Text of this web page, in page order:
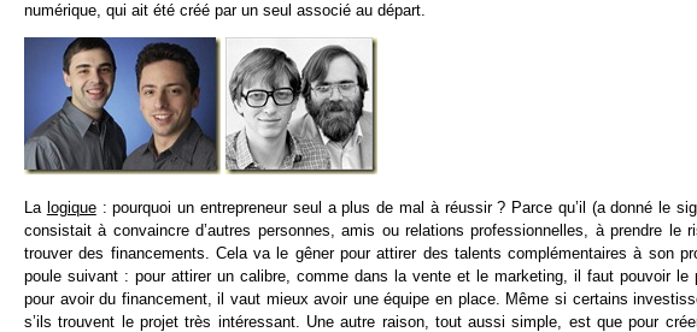
numérique, qui ait été créé par un seul associé au départ.
La logique: pourquoi un entrepreneur seul a plus de mal à réussir ? Parce qu’il (a donné le
consistait à convaincre d’autres personnes, amis ou relations professionnelles, à prendre
trouver des financements. Cela va le gêner pour attirer des talents complémentaires à son
poule suivant : pour attirer un calibre, comme dans la vente et le marketing, il faut pouvoir
pour avoir du financement, il vaut mieux avoir une équipe en place. Même si certains
s’ils trouvent le projet très intéressant. Une autre raison, tout aussi simple, est que pour